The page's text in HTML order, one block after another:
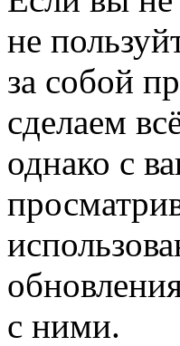
не
за собой
сделаем
однако с
с ними.